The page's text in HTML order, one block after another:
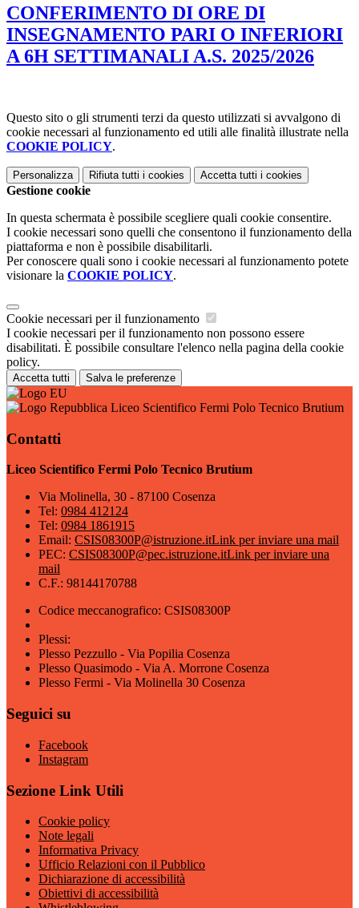
CONFERIMENTO DI ORE DI
INSEGNAMENTO PARI O INFERIORI
A 6H SETTIMANALI A.S. 2025/2026
Questo sito o gli strumenti terzi da questo utilizzati si avvalgono di
cookie necessari al funzionamento ed utili alle finalità illustrate nella
COOKIE POLICY.
Personalizza Rifiuta tutti i cookies Accetta tutti i cookies
Gestione cookie
In questa schermata è possibile scegliere quali cookie consentire.
I cookie necessari sono quelli che consentono il funzionamento della
piattaforma e non è possibile disabilitarli.
Per conoscere quali sono i cookie necessari al funzionamento potete
visionare la COOKIE POLICY.
Cookie necessari per il funzionamento
I cookie necessari per il funzionamento non possono essere
disabilitati. È possibile consultare l'elenco nella pagina della cookie
policy.
Accetta tutti Salva le preferenze
Liceo Scientifico Fermi Polo Tecnico Brutium
Contatti
Liceo Scientifico Fermi Polo Tecnico Brutium
Via Molinella, 30 - 87100 Cosenza
Tel: 0984 412124
Tel: 0984 1861915
Email: CSIS08300P@istruzione.itLink per inviare una mail
PEC: CSIS08300P@pec.istruzione.itLink per inviare una
mail
C.F.: 98144170788
Codice meccanografico: CSIS08300P
Plessi:
Plesso Pezzullo - Via Popilia Cosenza
Plesso Quasimodo - Via A. Morrone Cosenza
Plesso Fermi - Via Molinella 30 Cosenza
Seguici su
Facebook
Instagram
Sezione Link Utili
Cookie policy
Note legali
Informativa Privacy
Ufficio Relazioni con il Pubblico
Dichiarazione di accessibilità
Obiettivi di accessibilità